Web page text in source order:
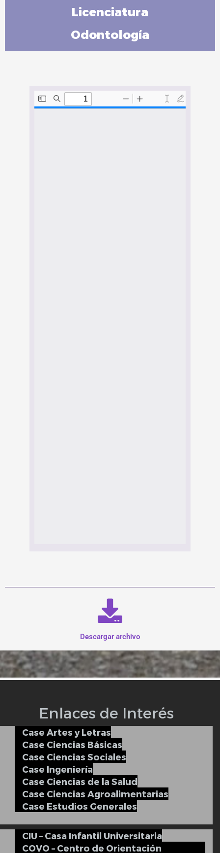
Licenciatura
Odontología
Descargar archivo
Enlaces de Interés
Case Artes y Letras
Case Ciencias Básicas
Case Ciencias Sociales
Case Ingeniería
Case Ciencias de la Salud
Case Ciencias Agroalimentarias
Case Estudios Generales
CIU – Casa Infantil Universitaria
COVO – Centro de Orientación